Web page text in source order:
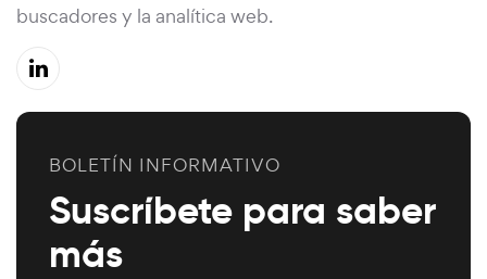
buscadores y la analítica web.
BOLETÍN INFORMATIVO
Suscríbete para saber
más